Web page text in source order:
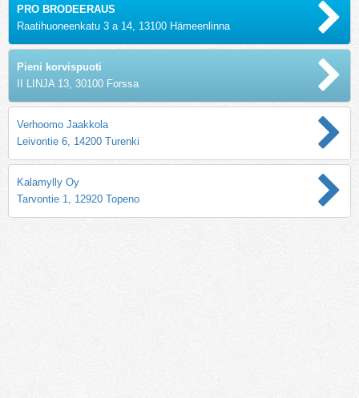
PRO BRODEERAUS
Raatihuoneenkatu 3 a 14, 13100 Hämeenlinna
Pieni korvispuoti
II LINJA 13, 30100 Forssa
Verhoomo Jaakkola
Leivontie 6, 14200 Turenki
Kalamylly Oy
Tarvontie 1, 12920 Topeno